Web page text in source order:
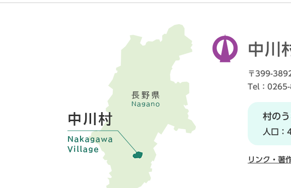
中川
〒399-
Tel：
村の
人口：
リンク・著